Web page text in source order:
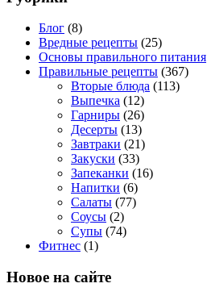
Блог (8)
Вредные рецепты (25)
Основы правильного питания
Правильные рецепты (367)
Вторые блюда (113)
Выпечка (12)
Гарниры (26)
Десерты (13)
Завтраки (21)
Закуски (33)
Запеканки (16)
Напитки (6)
Салаты (77)
Соусы (2)
Супы (74)
Фитнес (1)
Новое на сайте